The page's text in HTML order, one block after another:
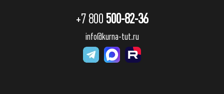
+7 800 500-82-36
info@kurna-tut.ru